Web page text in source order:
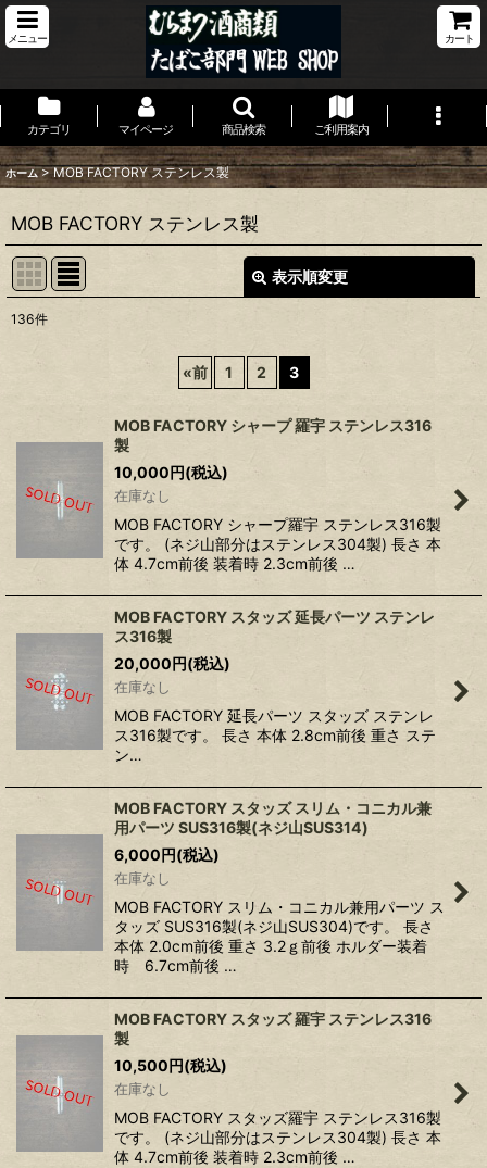
メニュー カート
カテゴリ マイページ 商品検索 ご利用案内
ホーム > MOB FACTORY ステンレス製
MOB FACTORY ステンレス製
表示順変更
136件
«前 1 2 3
MOB FACTORY シャープ 羅宇 ステンレス316
製
10,000円(税込)
在庫なし
MOB FACTORY シャープ羅宇 ステンレス316製
です。 (ネジ山部分はステンレス304製) 長さ 本
体 4.7cm前後 装着時 2.3cm前後 …
MOB FACTORY スタッズ 延長パーツ ステンレ
ス316製
20,000円(税込)
在庫なし
MOB FACTORY 延長パーツ スタッズ ステンレ
ス316製です。 長さ 本体 2.8cm前後 重さ ステ
ン…
MOB FACTORY スタッズ スリム・コニカル兼
用パーツ SUS316製(ネジ山SUS314)
6,000円(税込)
在庫なし
MOB FACTORY スリム・コニカル兼用パーツ ス
タッズ SUS316製(ネジ山SUS304)です。 長さ
本体 2.0cm前後 重さ 3.2ｇ前後 ホルダー装着
時 6.7cm前後 …
MOB FACTORY スタッズ 羅宇 ステンレス316
製
10,500円(税込)
在庫なし
MOB FACTORY スタッズ羅宇 ステンレス316製
です。 (ネジ山部分はステンレス304製) 長さ 本
体 4.7cm前後 装着時 2.3cm前後 …